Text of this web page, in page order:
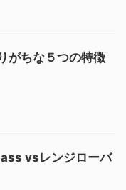
がちな５つの特徴
vsレンジローバ